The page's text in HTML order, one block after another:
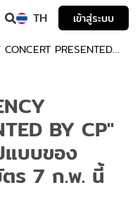
TH
เข้าสู่ระบบ
PRESENTED
เปิดขายบัตร 7
BY CP"
แบบของ
ตร 7 ก.พ. นี้